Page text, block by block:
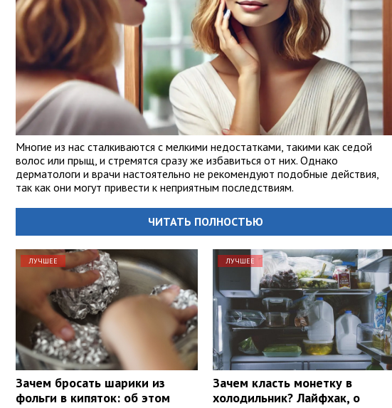
Многие из нас сталкиваются с мелкими недостатками, такими как седой
волос или прыщ, и стремятся сразу же избавиться от них. Однако
дерматологи и врачи настоятельно не рекомендуют подобные действия,
так как они могут привести к неприятным последствиям.
ЧИТАТЬ ПОЛНОСТЬЮ
ЛУЧШЕЕ
Зачем бросать шарики из
фольги в кипяток: об этом
ЛУЧШЕЕ
Зачем класть монетку в
холодильник? Лайфхак, о